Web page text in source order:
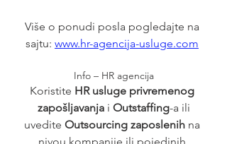
Više o ponudi posla pogledajte na
sajtu: www.hr-agencija-usluge.com
Info – HR agencija
Koristite HR usluge privremenog
zapošljavanja i Outstaffing-a ili
uvedite Outsourcing zaposlenih na